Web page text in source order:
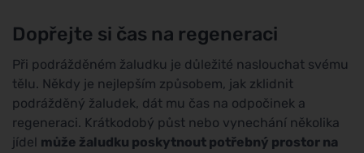
Dopřejte si čas na regeneraci
Při podrážděném žaludku je důležité naslouchat svému
tělu. Někdy je nejlepším způsobem, jak zklidnit
podrážděný žaludek, dát mu čas na odpočinek a
regeneraci. Krátkodobý půst nebo vynechání několika
jídel může žaludku poskytnout potřebný prostor na